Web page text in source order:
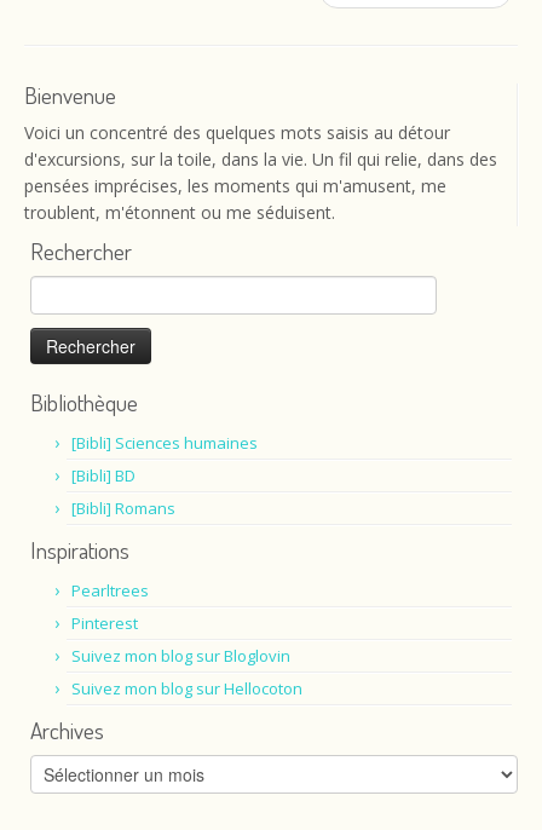
Bienvenue
Voici un concentré des quelques mots saisis au détour
d'excursions, sur la toile, dans la vie. Un fil qui relie, dans des
pensées imprécises, les moments qui m'amusent, me
troublent, m'étonnent ou me séduisent.
Rechercher
Rechercher :
Bibliothèque
[Bibli] Sciences humaines
[Bibli] BD
[Bibli] Romans
Inspirations
Pearltrees
Pinterest
Suivez mon blog sur Bloglovin
Suivez mon blog sur Hellocoton
Archives
Archives